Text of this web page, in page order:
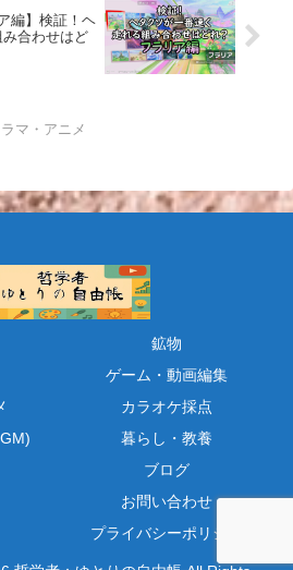
編】検証！ヘ
合わせはど
マ・アニメ
鉱物
ゲーム・動画編集
カラオケ採点
暮らし・教養
ブログ
お問い合わせ
プライバシーポリシー